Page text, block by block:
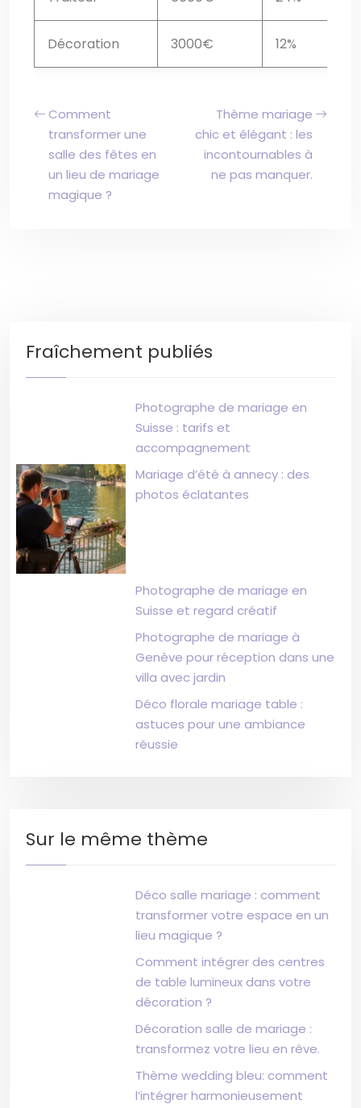
Décoration 3000€ 12%
Comment
transformer une
salle des fêtes en
un lieu de mariage
magique ?
Thème mariage
chic et élégant : les
incontournables à
ne pas manquer.
Fraîchement publiés
Photographe de mariage en
Suisse : tarifs et
accompagnement
Mariage d’été à annecy : des
photos éclatantes
Photographe de mariage en
Suisse et regard créatif
Photographe de mariage à
Genève pour réception dans une
villa avec jardin
Déco florale mariage table :
astuces pour une ambiance
réussie
Sur le même thème
Déco salle mariage : comment
transformer votre espace en un
lieu magique ?
Comment intégrer des centres
de table lumineux dans votre
décoration ?
Décoration salle de mariage :
transformez votre lieu en rêve.
Thème wedding bleu: comment
l’intégrer harmonieusement